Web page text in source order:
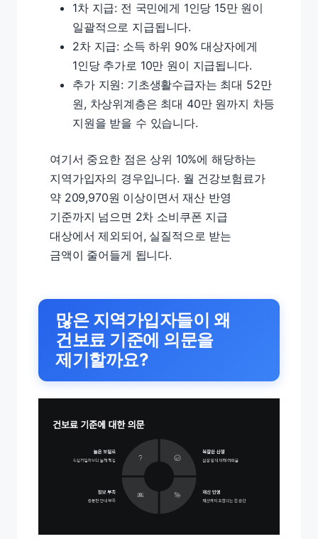
1차 지급: 전 국민에게 1인당 15만 원이
일괄적으로 지급됩니다.
2차 지급: 소득 하위 90% 대상자에게
1인당 추가로 10만 원이 지급됩니다.
추가 지원: 기초생활수급자는 최대 52만
원, 차상위계층은 최대 40만 원까지 차등
지원을 받을 수 있습니다.
여기서 중요한 점은 상위 10%에 해당하는
지역가입자의 경우입니다. 월 건강보험료가
약 209,970원 이상이면서 재산 반영
기준까지 넘으면 2차 소비쿠폰 지급
대상에서 제외되어, 실질적으로 받는
금액이 줄어들게 됩니다.
많은 지역가입자들이 왜
건보료 기준에 의문을
제기할까요?